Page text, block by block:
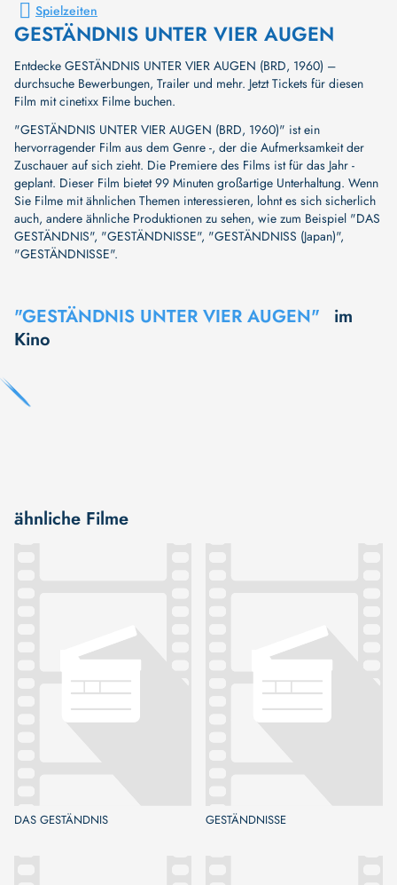
Spielzeiten
GESTÄNDNIS UNTER VIER AUGEN
Entdecke GESTÄNDNIS UNTER VIER AUGEN (BRD, 1960) –
durchsuche Bewerbungen, Trailer und mehr. Jetzt Tickets für diesen
Film mit cinetixx Filme buchen.
"GESTÄNDNIS UNTER VIER AUGEN (BRD, 1960)" ist ein
hervorragender Film aus dem Genre -, der die Aufmerksamkeit der
Zuschauer auf sich zieht. Die Premiere des Films ist für das Jahr -
geplant. Dieser Film bietet 99 Minuten großartige Unterhaltung. Wenn
Sie Filme mit ähnlichen Themen interessieren, lohnt es sich sicherlich
auch, andere ähnliche Produktionen zu sehen, wie zum Beispiel "DAS
GESTÄNDNIS", "GESTÄNDNISSE", "GESTÄNDNISS (Japan)",
"GESTÄNDNISSE".
"GESTÄNDNIS UNTER VIER AUGEN"
im
Kino
ähnliche Filme
DAS GESTÄNDNIS GESTÄNDNISSE